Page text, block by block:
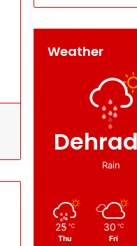
Weather
Rain
25 ℃
Thu
30 ℃
Fri